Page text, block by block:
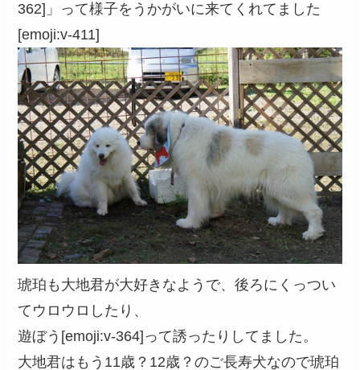
362]」って様子をうかがいに来てくれてました
[emoji:v-411]
琥珀も大地君が大好きなようで、後ろにくっつい
てウロウロしたり、
遊ぼう[emoji:v-364]って誘ったりしてました。
大地君はもう11歳？12歳？のご長寿犬なので琥珀